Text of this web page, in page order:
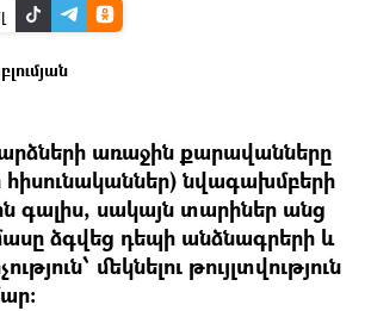
առաջին քարավանները
նվագախմբերի
գալիս, սակայն տարիներ անց
ձգվեց դեպի անձնագրերի և
մեկնելու թույլտվություն